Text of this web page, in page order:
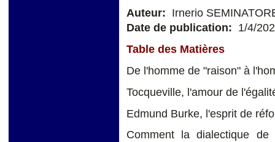
Auteur: Irnerio
Date de publication: 1/4/
Table des Matières
De l'homme de "raison" à
Tocqueville, l'amour de
Edmund Burke, l'esprit de
Comment la dialectique